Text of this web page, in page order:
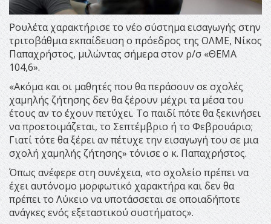
Ρουλέτα χαρακτήρισε το νέο σύστημα εισαγωγής στην
τριτοβάθμια εκπαίδευση ο πρόεδρος της ΟΛΜΕ, Νίκος
Παπαχρήστος, μιλώντας σήμερα στον ρ/σ «ΘΕΜΑ
104,6».
«Ακόμα και οι μαθητές που θα περάσουν σε σχολές
χαμηλής ζήτησης δεν θα ξέρουν μέχρι τα μέσα του
έτους αν το έχουν πετύχει. Το παιδί πότε θα ξεκινήσει
να προετοιμάζεται, το Σεπτέμβριο ή το Φεβρουάριο;
Γιατί τότε θα ξέρει αν πέτυχε την εισαγωγή του σε μια
σχολή χαμηλής ζήτησης» τόνισε ο κ. Παπαχρήστος.
Όπως ανέφερε στη συνέχεια, «το σχολείο πρέπει να
έχει αυτόνομο μορφωτικό χαρακτήρα και δεν θα
πρέπει το Λύκειο να υποτάσσεται σε οποιαδήποτε
ανάγκες ενός εξεταστικού συστήματος».